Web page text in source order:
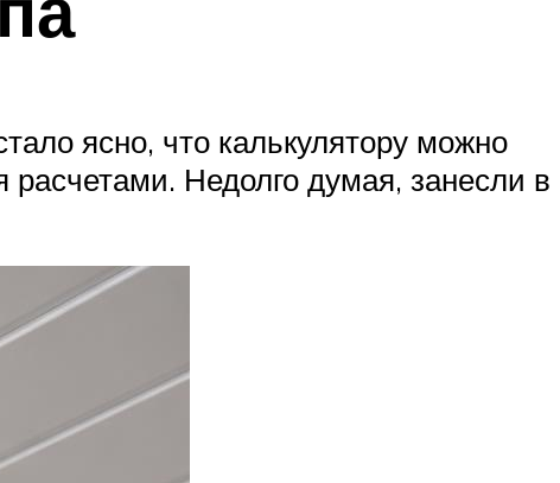
ясно, что калькулятору можно
Недолго думая, занесли в